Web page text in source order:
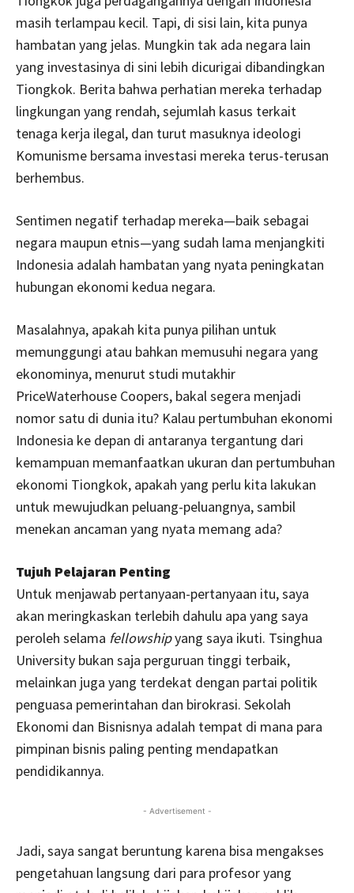
masih terlampau kecil. Tapi, di sisi lain, kita punya
hambatan yang jelas. Mungkin tak ada negara lain
yang investasinya di sini lebih dicurigai dibandingkan
Tiongkok. Berita bahwa perhatian mereka terhadap
lingkungan yang rendah, sejumlah kasus terkait
tenaga kerja ilegal, dan turut masuknya ideologi
Komunisme bersama investasi mereka terus-terusan
berhembus.
Sentimen negatif terhadap mereka—baik sebagai
negara maupun etnis—yang sudah lama menjangkiti
Indonesia adalah hambatan yang nyata peningkatan
hubungan ekonomi kedua negara.
Masalahnya, apakah kita punya pilihan untuk
memunggungi atau bahkan memusuhi negara yang
ekonominya, menurut studi mutakhir
PriceWaterhouse Coopers, bakal segera menjadi
nomor satu di dunia itu? Kalau pertumbuhan ekonomi
Indonesia ke depan di antaranya tergantung dari
kemampuan memanfaatkan ukuran dan pertumbuhan
ekonomi Tiongkok, apakah yang perlu kita lakukan
untuk mewujudkan peluang-peluangnya, sambil
menekan ancaman yang nyata memang ada?
Tujuh Pelajaran Penting
Untuk menjawab pertanyaan-pertanyaan itu, saya
akan meringkaskan terlebih dahulu apa yang saya
peroleh selama fellowshipyang saya ikuti. Tsinghua
University bukan saja perguruan tinggi terbaik,
melainkan juga yang terdekat dengan partai politik
penguasa pemerintahan dan birokrasi. Sekolah
Ekonomi dan Bisnisnya adalah tempat di mana para
pimpinan bisnis paling penting mendapatkan
pendidikannya.
- Advertisement -
Jadi, saya sangat beruntung karena bisa mengakses
pengetahuan langsung dari para profesor yang